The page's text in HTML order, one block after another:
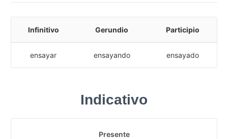
Infinitivo Gerundio Participio
ensayar ensayando ensayado
Indicativo
Presente